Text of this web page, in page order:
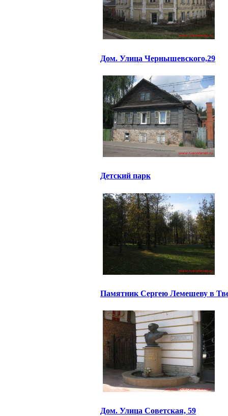
Дом. Улица Чернышевского,29
Детский парк
Памятник Сергею Лемешеву в
Дом. Улица Советская, 59